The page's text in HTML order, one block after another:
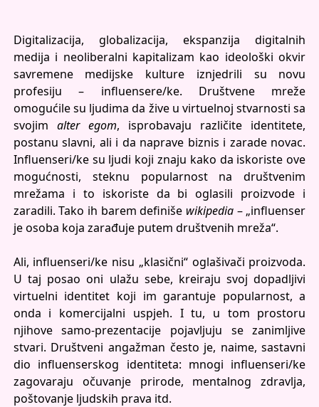
Digitalizacija, globalizacija, ekspanzija digitalnih
medija i neoliberalni kapitalizam kao ideološki okvir
savremene medijske kulture iznjedrili su novu
profesiju – influensere/ke. Društvene mreže
omogućile su ljudima da žive u virtuelnoj stvarnosti sa
svojim alter egom, isprobavaju različite identitete,
postanu slavni, ali i da naprave biznis i zarade novac.
Influenseri/ke su ljudi koji znaju kako da iskoriste ove
mogućnosti, steknu popularnost na društvenim
mrežama i to iskoriste da bi oglasili proizvode i
zaradili. Tako ih barem definiše wikipedia – „influenser
je osoba koja zarađuje putem društvenih mreža“.
Ali, influenseri/ke nisu „klasični“ oglašivači proizvoda.
U taj posao oni ulažu sebe, kreiraju svoj dopadljivi
virtuelni identitet koji im garantuje popularnost, a
onda i komercijalni uspjeh. I tu, u tom prostoru
njihove samo-prezentacije pojavljuju se zanimljive
stvari. Društveni angažman često je, naime, sastavni
dio influenserskog identiteta: mnogi influenseri/ke
zagovaraju očuvanje prirode, mentalnog zdravlja,
poštovanje ljudskih prava itd.